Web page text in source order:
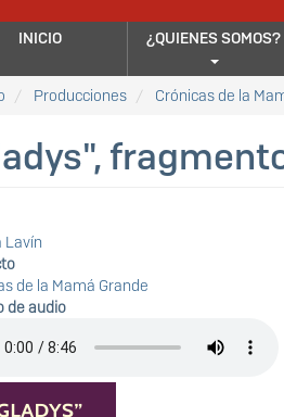
INICIO ¿QUIENES SOMOS?
Producciones Crónicas de la
Lavín
de la Mamá Grande
de audio